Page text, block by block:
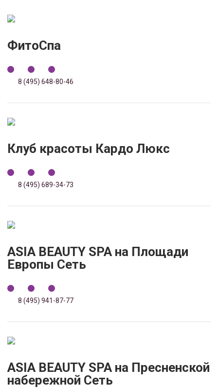
ФитоСпа
8 (495) 648-80-46
Клуб красоты Кардо Люкс
8 (495) 689-34-73
ASIA BEAUTY SPA на Площади
Европы Сеть
8 (495) 941-87-77
ASIA BEAUTY SPA на Пресненской
набережной Сеть